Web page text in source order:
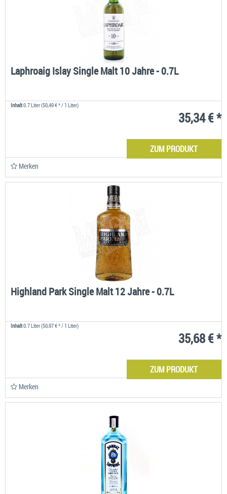
Laphroaig Islay Single Malt 10 Jahre - 0.7L
Inhalt0.7 Liter(50,49 € * / 1 Liter)
35,34 € *
ZUM PRODUKT
Merken
Highland Park Single Malt 12 Jahre - 0.7L
Inhalt0.7 Liter(50,97 € * / 1 Liter)
35,68 € *
ZUM PRODUKT
Merken